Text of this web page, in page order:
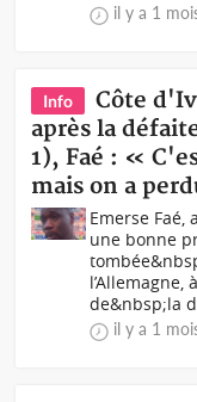
il y a 1
Info
Côte
après la
1), Faé : «
mais on a
Emerse Faé,
une bonne
l’Allemagne,
de&nbsp;la
il y a 1